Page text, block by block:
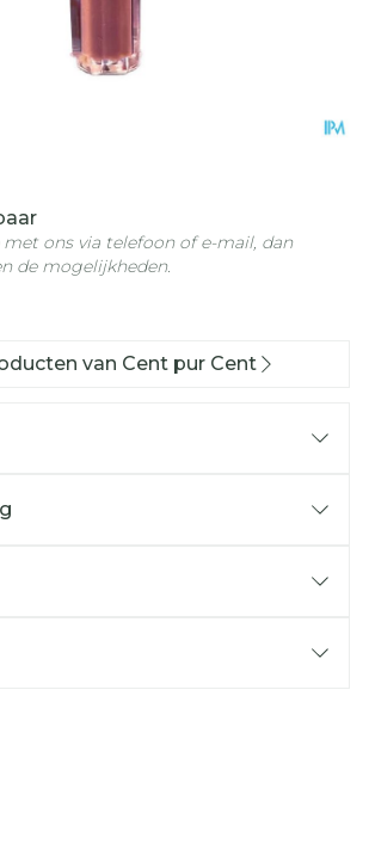
ons via telefoon of e-mail, dan
de mogelijkheden.
van Cent pur Cent